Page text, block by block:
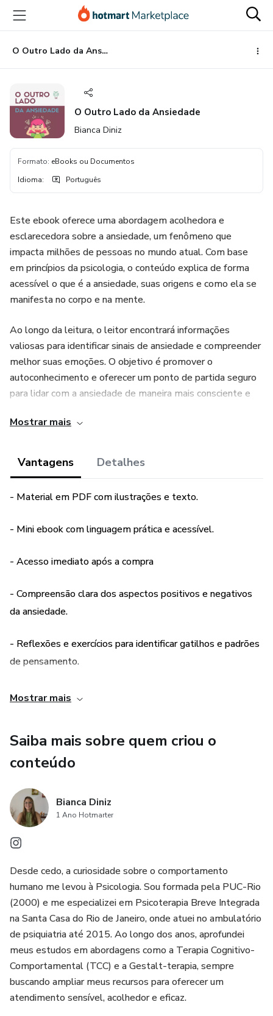
para
conteúdo
principal
para
pagamento
para
rodapé
O Outro Lado da Ansiedade
O Outro Lado da Ansiedade
Bianca Diniz
Formato: eBooks ou Documentos
Idioma: Português
Este ebook oferece uma abordagem acolhedora e
esclarecedora sobre a ansiedade, um fenômeno que
impacta milhões de pessoas no mundo atual. Com base
em princípios da psicologia, o conteúdo explica de forma
acessível o que é a ansiedade, suas origens e como ela se
manifesta no corpo e na mente.
Ao longo da leitura, o leitor encontrará informações
valiosas para identificar sinais de ansiedade e compreender
melhor suas emoções. O objetivo é promover o
autoconhecimento e oferecer um ponto de partida seguro
para lidar com a ansiedade de maneira mais consciente e
iniciar uma jornada de autocuidado, este material funciona
como um apoio psicológico acessível e transformador. Um
mesmo com mais profundidade.
Mostrar mais
Vantagens Detalhes
- Material em PDF com ilustrações e texto.
- Mini ebook com linguagem prática e acessível.
- Acesso imediato após a compra
- Compreensão clara dos aspectos positivos e negativos
da ansiedade.
- Reflexões e exercícios para identificar gatilhos e padrões
de pensamento.
- Caminhos práticos para desenvolver resiliência emocional
- Linguagem acessível e acolhedora, voltada para quem
vive sob pressão.
Mostrar mais
Saiba mais sobre quem criou o
conteúdo
Bianca Diniz
1 Ano Hotmarter
Desde cedo, a curiosidade sobre o comportamento
humano me levou à Psicologia. Sou formada pela PUC-Rio
(2000) e me especializei em Psicoterapia Breve Integrada
na Santa Casa do Rio de Janeiro, onde atuei no ambulatório
de psiquiatria até 2015. Ao longo dos anos, aprofundei
meus estudos em abordagens como a Terapia Cognitivo-
Comportamental (TCC) e a Gestalt-terapia, sempre
buscando ampliar meus recursos para oferecer um
atendimento sensível, acolhedor e eficaz.